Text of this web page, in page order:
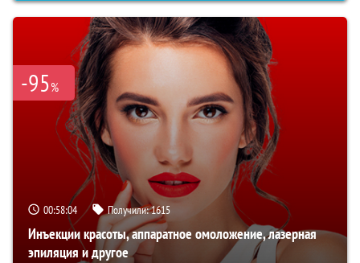
-95%
00:58:03 Получили:1615
Инъекции красоты, аппаратное омоложение, лазерная
эпиляция и другое